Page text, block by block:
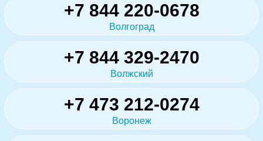
+7 844 220-0678
Волгоград
+7 844 329-2470
Волжский
+7 473 212-0274
Воронеж